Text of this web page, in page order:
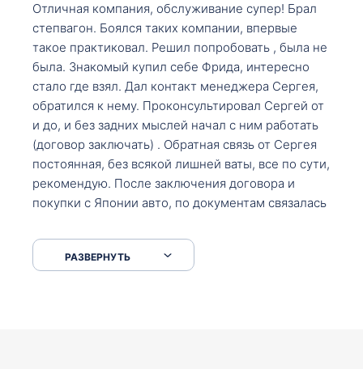
Отличная компания, обслуживание супер! Брал
степвагон. Боялся таких компании, впервые
такое практиковал. Решил попробовать , была не
была. Знакомый купил себе Фрида, интересно
стало где взял. Дал контакт менеджера Сергея,
обратился к нему. Проконсультировал Сергей от
и до, и без задних мыслей начал с ним работать
(договор заключать) . Обратная связь от Сергея
постоянная, без всякой лишней ваты, все по сути,
рекомендую. После заключения договора и
покупки с Японии авто, по документам связалась
что заполнить, куда зайти, образцы и т.д. После
приехал за авто. Меня тепло встретили Сергей с
РАЗВЕРНУТЬ